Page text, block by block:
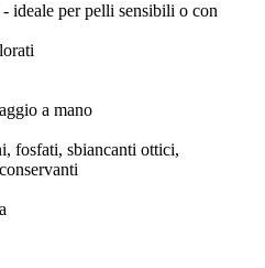
ideale per pelli sensibili o con
a mano
fosfati, sbiancanti ottici,